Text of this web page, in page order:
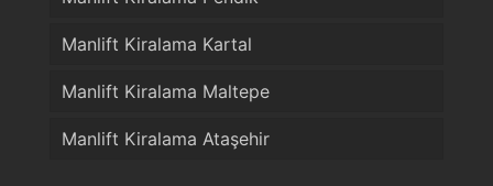
Manlift Kiralama Kartal
Manlift Kiralama Maltepe
Manlift Kiralama Ataşehir